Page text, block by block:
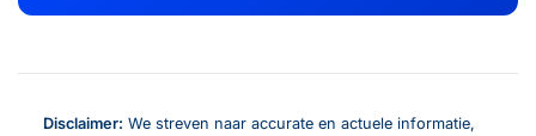
Disclaimer: We streven naar accurate en actuele informatie,